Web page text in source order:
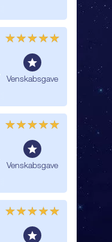
Venskabsgave
Venskabsgave
værd,
Rigtigt
Rigtig
Perfekt
Jeg